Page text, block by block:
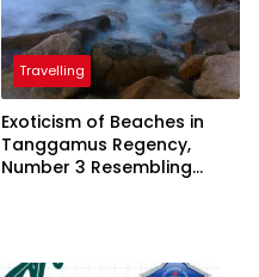
Travelling
Exoticism of Beaches in
Tanggamus Regency,
Number 3 Resembling